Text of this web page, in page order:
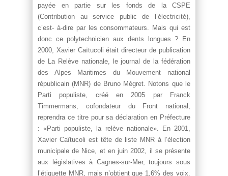
payée en partie sur les fonds de la CSPE
(Contribution au service public de l’électricité),
c’est- à-dire par les consommateurs. Mais qui est
donc ce polytechnicien aux dents longues ? En
2000, Xavier Caïtucoli était directeur de publication
de La Relève nationale, le journal de la fédération
des Alpes Maritimes du Mouvement national
républicain (MNR) de Bruno Mégret. Notons que le
Parti populiste, créé en 2005 par Franck
Timmermans, cofondateur du Front national,
reprendra ce titre pour sa déclaration en Préfecture
: «Parti populiste, la relève nationale». En 2001,
Xavier Caïtucoli est tête de liste MNR à l’élection
municipale de Nice, et en juin 2002, il se présente
aux législatives à Cagnes-sur-Mer, toujours sous
l’étiquette MNR, mais n’obtient que 1,6% des voix.